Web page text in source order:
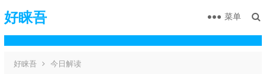
好睐吾 菜单
好睐吾 今日解读